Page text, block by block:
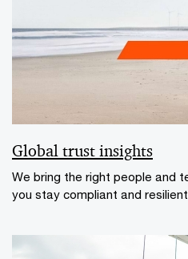
Global trust insights
We bring the right people and
you stay compliant and